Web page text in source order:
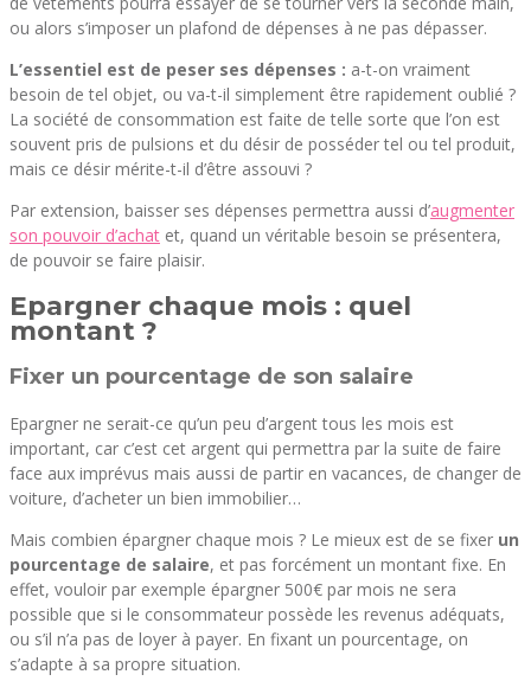
ou alors s’imposer un plafond de dépenses à ne pas dépasser.
L’essentiel est de peser ses dépenses : a-t-on vraiment
besoin de tel objet, ou va-t-il simplement être rapidement oublié ?
La société de consommation est faite de telle sorte que l’on est
souvent pris de pulsions et du désir de posséder tel ou tel produit,
mais ce désir mérite-t-il d’être assouvi ?
Par extension, baisser ses dépenses permettra aussi d’augmenter
son pouvoir d’achat et, quand un véritable besoin se présentera,
de pouvoir se faire plaisir.
Epargner chaque mois : quel
montant ?
Fixer un pourcentage de son salaire
Epargner ne serait-ce qu’un peu d’argent tous les mois est
important, car c’est cet argent qui permettra par la suite de faire
face aux imprévus mais aussi de partir en vacances, de changer de
voiture, d’acheter un bien immobilier…
Mais combien épargner chaque mois ? Le mieux est de se fixer un
pourcentage de salaire, et pas forcément un montant fixe. En
effet, vouloir par exemple épargner 500€ par mois ne sera
possible que si le consommateur possède les revenus adéquats,
ou s’il n’a pas de loyer à payer. En fixant un pourcentage, on
s’adapte à sa propre situation.